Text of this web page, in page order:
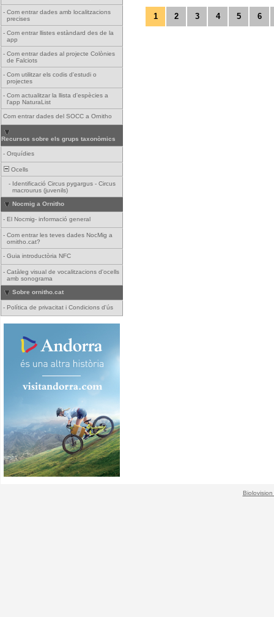
- Com entrar dades amb localitzacions
precises
- Com entrar llistes estàndard des de la
app
- Com entrar dades al projecte Colònies
de Falciots
- Com utilitzar els codis d'estudi o
projectes
- Com actualitzar la llista d'espècies a
l'app NaturaList
Com entrar dades del SOCC a Ornitho
Recursos sobre els grups taxonòmics
- Orquídies
Ocells
- Identificació Circus pygargus - Circus
macrourus (juvenils)
Nocmig a Ornitho
- El Nocmig- informació general
- Com entrar les teves dades NocMig a
ornitho.cat?
- Guia introductòria NFC
- Catàleg visual de vocalitzacions d'ocells
amb sonograma
Sobre ornitho.cat
- Política de privacitat i Condicions d'ús
1 2 3 4 5 6
Biolovision